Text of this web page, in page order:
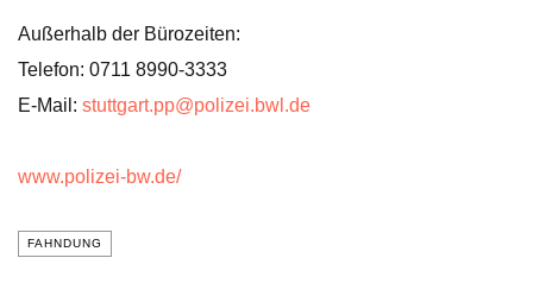
Außerhalb der Bürozeiten:
Telefon: 0711 8990-3333
E-Mail: stuttgart.pp@polizei.bwl.de
www.polizei-bw.de/
FAHNDUNG